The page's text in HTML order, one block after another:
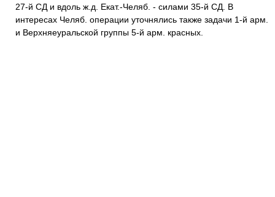
27-й СД и вдоль ж.д. Екат.-Челяб. - силами 35-й СД. В
интересах Челяб. операции уточнялись также задачи 1-й арм.
и Верхняеуральской группы 5-й арм. красных.